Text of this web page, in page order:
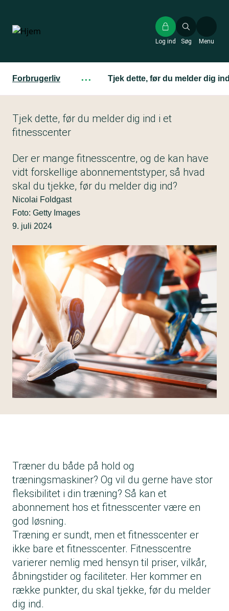
hovedindhold
Søg
Log ind Menu
Forbrugerliv ··· Tjek dette, før du melder dig
Tjek dette, før du melder dig ind i et
fitnesscenter
Der er mange fitnesscentre, og de kan have
vidt forskellige abonnementstyper, så hvad
skal du tjekke, før du melder dig ind?
Nicolai Foldgast
Foto: Getty Images
9. juli 2024
Træner du både på hold og
træningsmaskiner? Og vil du gerne have stor
fleksibilitet i din træning? Så kan et
abonnement hos et fitnesscenter være en
god løsning.
Træning er sundt, men et fitnesscenter er
ikke bare et fitnesscenter. Fitnesscentre
varierer nemlig med hensyn til priser, vilkår,
åbningstider og faciliteter. Her kommer en
række punkter, du skal tjekke, før du melder
dig ind.